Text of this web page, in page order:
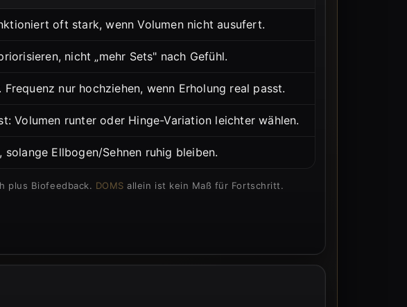
oft stark, wenn Volumen nicht ausufert.
nicht „mehr Sets" nach Gefühl.
Frequenz nur hochziehen, wenn Erholung real passt.
Volumen runter oder Hinge-Variation leichter wählen.
Ellbogen/Sehnen ruhig bleiben.
plus Biofeedback. DOMS allein ist kein Maß für Fortschritt.